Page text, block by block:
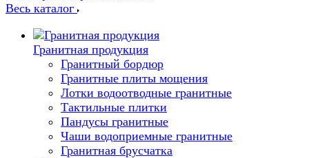
Весь каталог
Гранитная продукция
Гранитный бордюр
Гранитные плиты мощения
Лотки водоотводные гранитные
Тактильные плитки
Пандусы гранитные
Чаши водоприемные гранитные
Гранитная брусчатка